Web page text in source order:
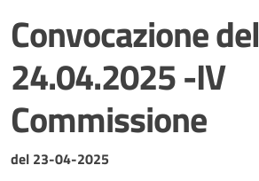
Convocazione del
24.04.2025 -IV
Commissione
Dettagli del documento
del 23-04-2025